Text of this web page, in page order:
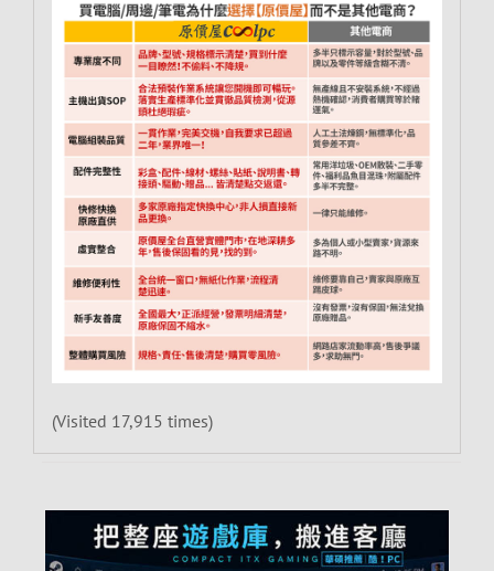
(Visited 17,915 times)